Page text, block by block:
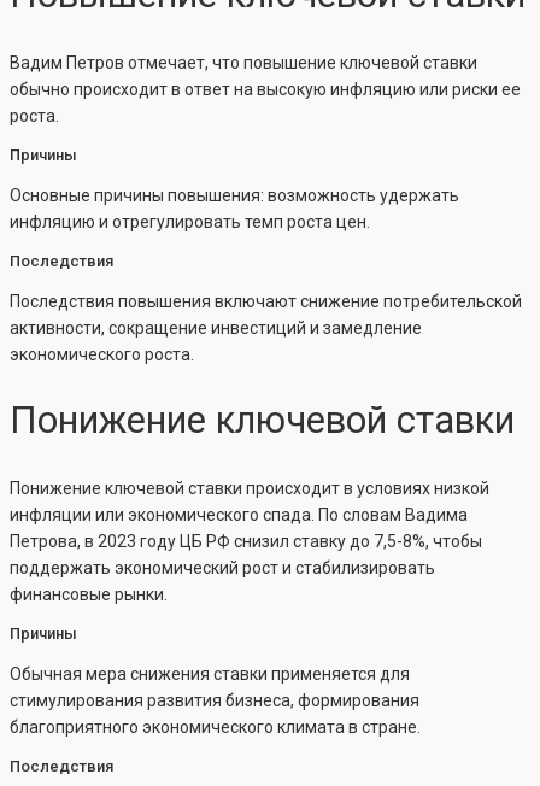
Вадим Петров отмечает, что повышение ключевой ставки
обычно происходит в ответ на высокую инфляцию или риски ее
роста.
Причины
Основные причины повышения: возможность удержать
инфляцию и отрегулировать темп роста цен.
Последствия
Последствия повышения включают снижение потребительской
активности, сокращение инвестиций и замедление
экономического роста.
Понижение ключевой ставки
Понижение ключевой ставки происходит в условиях низкой
инфляции или экономического спада. По словам Вадима
Петрова, в 2023 году ЦБ РФ снизил ставку до 7,5-8%, чтобы
поддержать экономический рост и стабилизировать
финансовые рынки.
Причины
Обычная мера снижения ставки применяется для
стимулирования развития бизнеса, формирования
благоприятного экономического климата в стране.
Последствия